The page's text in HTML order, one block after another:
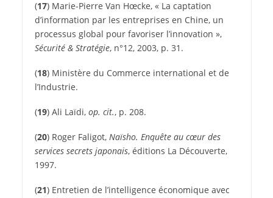
(17)Marie-Pierre Van Hœcke, « La captation
d’information par les entreprises en Chine, un
processus global pour favoriser l’innovation »,
Sécurité & Stratégie, n°12, 2003, p. 31.
(18)Ministère du Commerce international et de
l’Industrie.
(19)Ali Laïdi, op. cit., p. 208.
(20)Roger Faligot, Naïsho. Enquête au cœur des
services secrets japonais, éditions La Découverte,
1997.
(21)Entretien de l’intelligence économique avec